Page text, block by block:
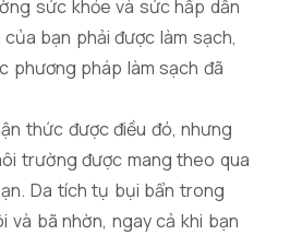
sức khỏe và sức hấp dẫn
bạn phải được làm sạch,
phương pháp làm sạch đã
thức được điều đó, nhưng
trường được mang theo qua
Da tích tụ bụi bẩn trong
và bã nhờn, ngay cả khi bạn